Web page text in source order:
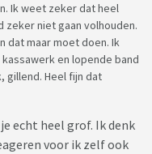
Ik weet zeker dat heel
zeker niet gaan volhouden.
dat maar moet doen. Ik
en lopende band
gillend. Heel fijn dat
echt heel grof. Ik denk
voor ik zelf ook